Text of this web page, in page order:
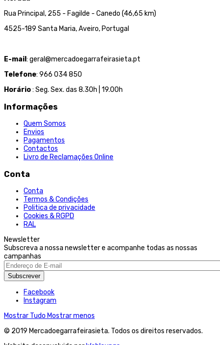
Rua Principal, 255 - Fagilde - Canedo (46,65 km)
4525-189 Santa Maria, Aveiro, Portugal
E-mail: geral@mercadoegarrafeirasieta.pt
Telefone: 966 034 850
Horário: Seg. Sex. das 8.30h | 19.00h
Informações
Quem Somos
Envios
Pagamentos
Contactos
Livro de Reclamações Online
Conta
Conta
Termos & Condições
Politica de privacidade
Cookies & RGPD
RAL
Newsletter
Subscreva a nossa newsletter e acompanhe todas as nossas
campanhas
Subscrever
Facebook
Instagram
Mostrar Tudo Mostrar menos
© 2019 Mercadoegarrafeirasieta. Todos os direitos reservados.